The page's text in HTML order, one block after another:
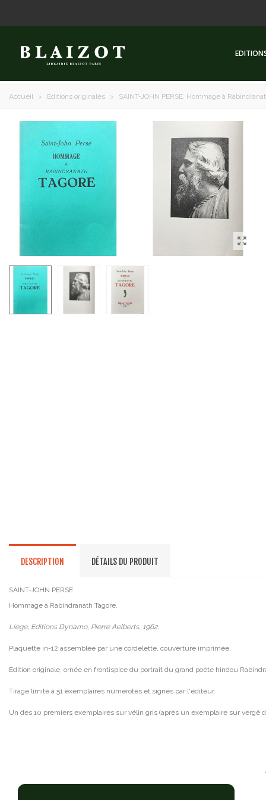
Accueil > Editions originales > SAINT-JOHN PERSE. Hommage à
DESCRIPTION DÉTAILS DU PRODUIT
SAINT-JOHN PERSE.
Hommage à Rabindranath Tagore.
Liège, Editions Dynamo, Pierre Aelberts, 1962.
Plaquette in-12 assemblée par une cordelette, couverture imprimée.
Edition originale, ornée en frontispice du portrait du grand poète hindou
Tirage limité à 51 exemplaires numérotés et signés par l'éditeur.
Un des 10 premiers exemplaires sur vélin gris (après un exemplaire sur vergé